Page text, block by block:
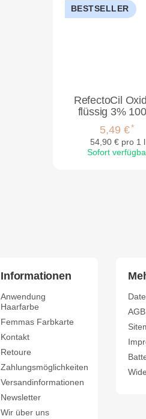
BESTSELLER
RefectoCil
flüssig 3%
5,49 €*
54,90 € pro 1 l
Sofort
Informationen
Anwendung
Haarfarbe
Femmas Farbkarte
Kontakt
Retoure
Zahlungsmöglichkeiten
Versandinformationen
Newsletter
Wir über uns
AGB